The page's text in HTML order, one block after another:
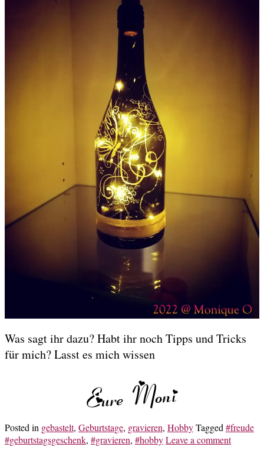
Was sagt ihr dazu? Habt ihr noch Tipps und Tricks
für mich? Lasst es mich wissen
Posted in gebastelt, Geburtstage, gravieren, HobbyTagged#freude
#geburtstagsgeschenk, #gravieren, #hobbyLeave a comment